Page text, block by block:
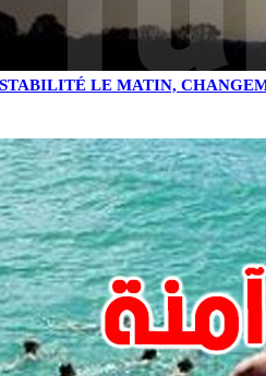
LE MATIN,